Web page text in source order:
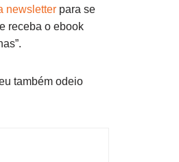
newsletter para se
receba o ebook
também odeio